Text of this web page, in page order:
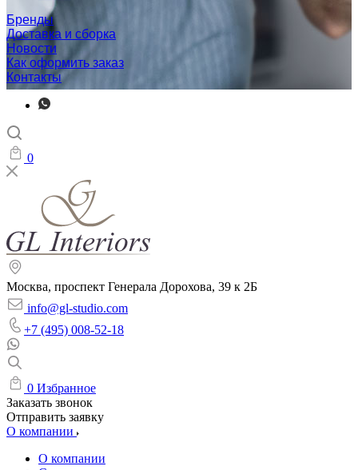
Бренды
Доставка и сборка
Новости
Как оформить заказ
Контакты
0
Москва, проспект Генерала Дорохова, 39 к 2Б
info@gl-studio.com
+7 (495) 008-52-18
0 Избранное
Заказать звонок
Отправить заявку
О компании
О компании